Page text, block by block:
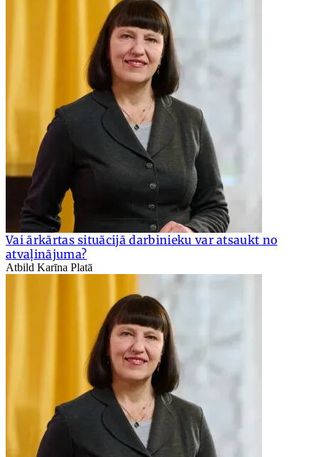
Vai ārkārtas situācijā darbinieku var atsaukt no
atvaļinājuma?
Atbild Karīna Platā